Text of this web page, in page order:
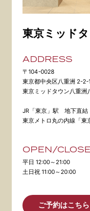
東京ミッド
ADDRESS
〒104-0028
東京都中央区八重洲 2-2-1
東京ミッドタウン八重洲
JR「東京」駅 地下直結
東京メトロ丸の内線「
OPEN/CLOSE
平日 12:00～21:00
土日祝 11:00～20:00
ご予約はこちら